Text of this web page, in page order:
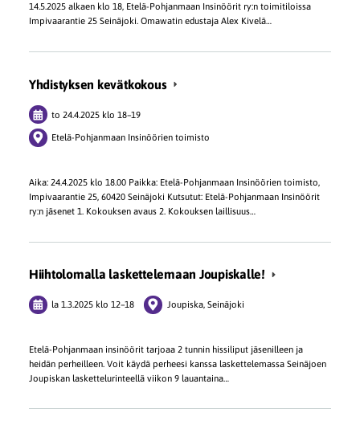
14.5.2025 alkaen klo 18, Etelä-Pohjanmaan Insinöörit ry:n toimitiloissa
Impivaarantie 25 Seinäjoki. Omawatin edustaja Alex Kivelä…
Yhdistyksen kevätkokous
to 24.4.2025 klo 18–19
Etelä-Pohjanmaan Insinöörien toimisto
Aika: 24.4.2025 klo 18.00 Paikka: Etelä-Pohjanmaan Insinöörien toimisto,
Impivaarantie 25, 60420 Seinäjoki Kutsutut: Etelä-Pohjanmaan Insinöörit
ry:n jäsenet 1. Kokouksen avaus 2. Kokouksen laillisuus…
Hiihtolomalla laskettelemaan Joupiskalle!
la 1.3.2025 klo 12–18 Joupiska, Seinäjoki
Etelä-Pohjanmaan insinöörit tarjoaa 2 tunnin hissiliput jäsenilleen ja
heidän perheilleen. Voit käydä perheesi kanssa laskettelemassa Seinäjoen
Joupiskan laskettelurinteellä viikon 9 lauantaina…